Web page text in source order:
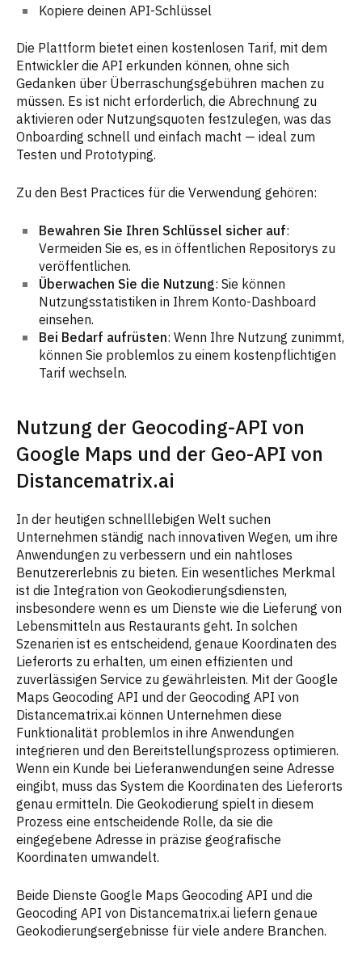
Kopiere deinen API-Schlüssel
Die Plattform bietet einen kostenlosen Tarif, mit dem
Entwickler die API erkunden können, ohne sich
Gedanken über Überraschungsgebühren machen zu
müssen. Es ist nicht erforderlich, die Abrechnung zu
aktivieren oder Nutzungsquoten festzulegen, was das
Onboarding schnell und einfach macht — ideal zum
Testen und Prototyping.
Zu den Best Practices für die Verwendung gehören:
Bewahren Sie Ihren Schlüssel sicher auf:
Vermeiden Sie es, es in öffentlichen Repositorys zu
veröffentlichen.
Überwachen Sie die Nutzung: Sie können
Nutzungsstatistiken in Ihrem Konto-Dashboard
einsehen.
Bei Bedarf aufrüsten: Wenn Ihre Nutzung zunimmt,
können Sie problemlos zu einem kostenpflichtigen
Tarif wechseln.
Nutzung der Geocoding-API von
Google Maps und der Geo-API von
Distancematrix.ai
In der heutigen schnelllebigen Welt suchen
Unternehmen ständig nach innovativen Wegen, um ihre
Anwendungen zu verbessern und ein nahtloses
Benutzererlebnis zu bieten. Ein wesentliches Merkmal
ist die Integration von Geokodierungsdiensten,
insbesondere wenn es um Dienste wie die Lieferung von
Lebensmitteln aus Restaurants geht. In solchen
Szenarien ist es entscheidend, genaue Koordinaten des
Lieferorts zu erhalten, um einen effizienten und
zuverlässigen Service zu gewährleisten. Mit der Google
Maps Geocoding API und der Geocoding API von
Distancematrix.ai können Unternehmen diese
Funktionalität problemlos in ihre Anwendungen
integrieren und den Bereitstellungsprozess optimieren.
Wenn ein Kunde bei Lieferanwendungen seine Adresse
eingibt, muss das System die Koordinaten des Lieferorts
genau ermitteln. Die Geokodierung spielt in diesem
Prozess eine entscheidende Rolle, da sie die
eingegebene Adresse in präzise geografische
Koordinaten umwandelt.
Beide Dienste Google Maps Geocoding API und die
Geocoding API von Distancematrix.ai liefern genaue
Geokodierungsergebnisse für viele andere Branchen.